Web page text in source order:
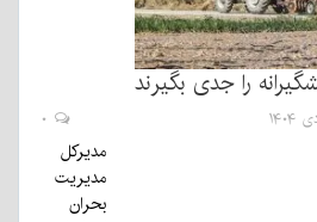
را جدی بگیرند
مدیرکل
مدیریت
بحران